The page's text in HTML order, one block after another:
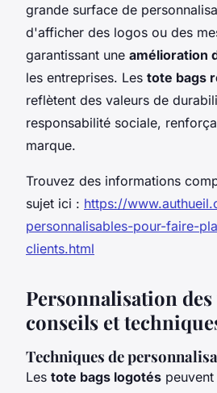
grande surface de
d'afficher des logos ou des
garantissant une amélioration
les entreprises. Les tote bags
reflètent des valeurs de
responsabilité sociale,
marque.
Trouvez des informations
sujet ici : https://
personnalisables-pour-faire-
clients.html
Personnalisation des
conseils et
Techniques de
Les tote bags logotés